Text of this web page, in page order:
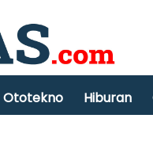
Ototekno Hiburan